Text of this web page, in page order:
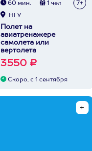
60 мин. 1 чел 7+
НГУ
Полет на
авиатренажере
самолета или
вертолета
3550 ₽
Скоро, с 1 сентября